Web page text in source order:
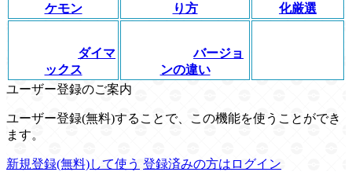
ケモン
り方
化厳選
ダイマ
ックス
バージョ
ンの違い
ユーザー登録のご案内
ユーザー登録(無料)することで、この機能を使うことができ
ます。
新規登録(無料)して使う 登録済みの方はログイン